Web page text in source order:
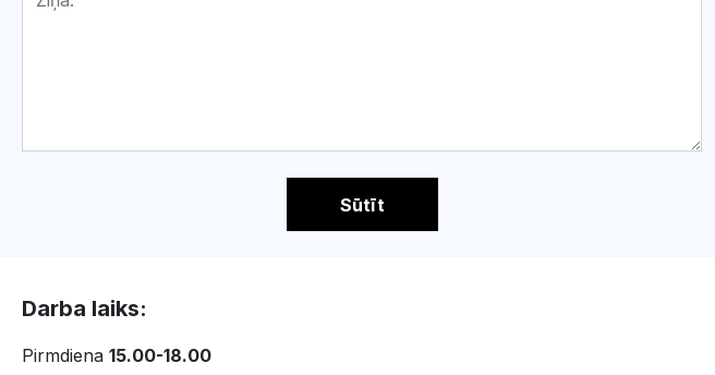
Sūtīt
Darba laiks:
Pirmdiena 15.00-18.00